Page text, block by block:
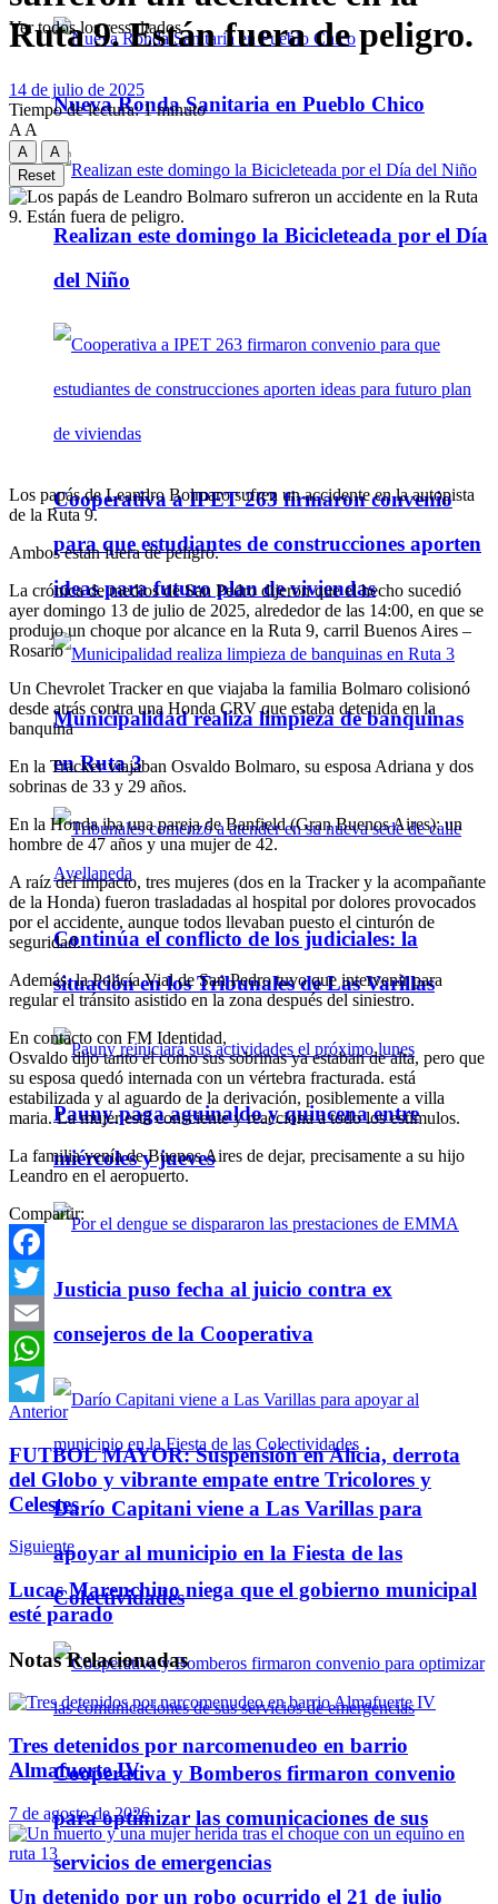
Nueva Ronda Sanitaria en Pueblo Chico
Realizan este domingo la Bicicleteada por el Día
del Niño
Cooperativa a IPET 263 firmaron convenio
para que estudiantes de construcciones aporten
ideas para futuro plan de viviendas
Municipalidad realiza limpieza de banquinas
en Ruta 3
Continúa el conflicto de los judiciales: la
situación en los Tribunales de Las Varillas
Pauny paga aguinaldo y quincena entre
miércoles y jueves
Justicia puso fecha al juicio contra ex
consejeros de la Cooperativa
Darío Capitani viene a Las Varillas para
apoyar al municipio en la Fiesta de las
Colectividades
Cooperativa y Bomberos firmaron convenio
para optimizar las comunicaciones de sus
servicios de emergencias
Ver todos los ressultados
Ruta 9. Están fuera de peligro.
14 de julio de 2025
Tiempo de lectura: 1 minuto
A A
A
A
Reset
Los papás de Leandro Bolmaro sufren un accidente en la autopista
de la Ruta 9.
Ambos están fuera de peligro.
La crónica de medios de San Pedro dijeron que el hecho sucedió
ayer domingo 13 de julio de 2025, alrededor de las 14:00, en que se
produjo un choque por alcance en la Ruta 9, carril Buenos Aires –
Rosario
Un Chevrolet Tracker en que viajaba la familia Bolmaro colisionó
desde atrás contra una Honda CRV que estaba detenida en la
banquina
En la Tracker viajaban Osvaldo Bolmaro, su esposa Adriana y dos
sobrinas de 33 y 29 años.
En la Honda iba una pareja de Banfield (Gran Buenos Aires): un
hombre de 47 años y una mujer de 42.
A raíz del impacto, tres mujeres (dos en la Tracker y la acompañante
de la Honda) fueron trasladadas al hospital por dolores provocados
por el accidente, aunque todos llevaban puesto el cinturón de
seguridad.
Además, la Policía Vial de San Pedro tuvo que intervenir para
regular el tránsito asistido en la zona después del siniestro.
En contacto con FM Identidad,
Osvaldo dijo tanto el como sus sobrinas ya estaban de alta, pero que
su esposa quedó internada con un vértebra fracturada. está
estabilizada y al aguardo de la derivación, posiblemente a villa
maria. La mujer está consciente y reacciona a todo los estímulos.
La familia venía de Buenos Aires de dejar, precisamente a su hijo
Leandro en el aeropuerto.
Compartir:
Facebook
Twitter
Email
WhatsApp
Telegram
Anterior
FUTBOL MAYOR: Suspensión en Alicia, derrota
del Globo y vibrante empate entre Tricolores y
Celestes
Siguiente
Lucas Marenchino niega que el gobierno municipal
esté parado
NotasRelacionadas
Tres detenidos por narcomenudeo en barrio
Almafuerte IV
7 de agosto de 2026
Un detenido por un robo ocurrido el 21 de julio